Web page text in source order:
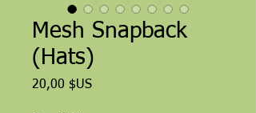
Mesh Snapback
(Hats)
20,00 $USPrix